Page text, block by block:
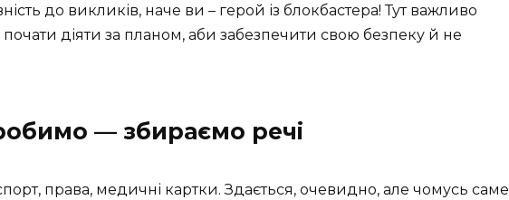
до викликів, наче ви – герой із блокбастера! Тут важливо
почати діяти за планом, аби забезпечити свою безпеку й не
— збираємо речі
права, медичні картки. Здається, очевидно, але чомусь саме